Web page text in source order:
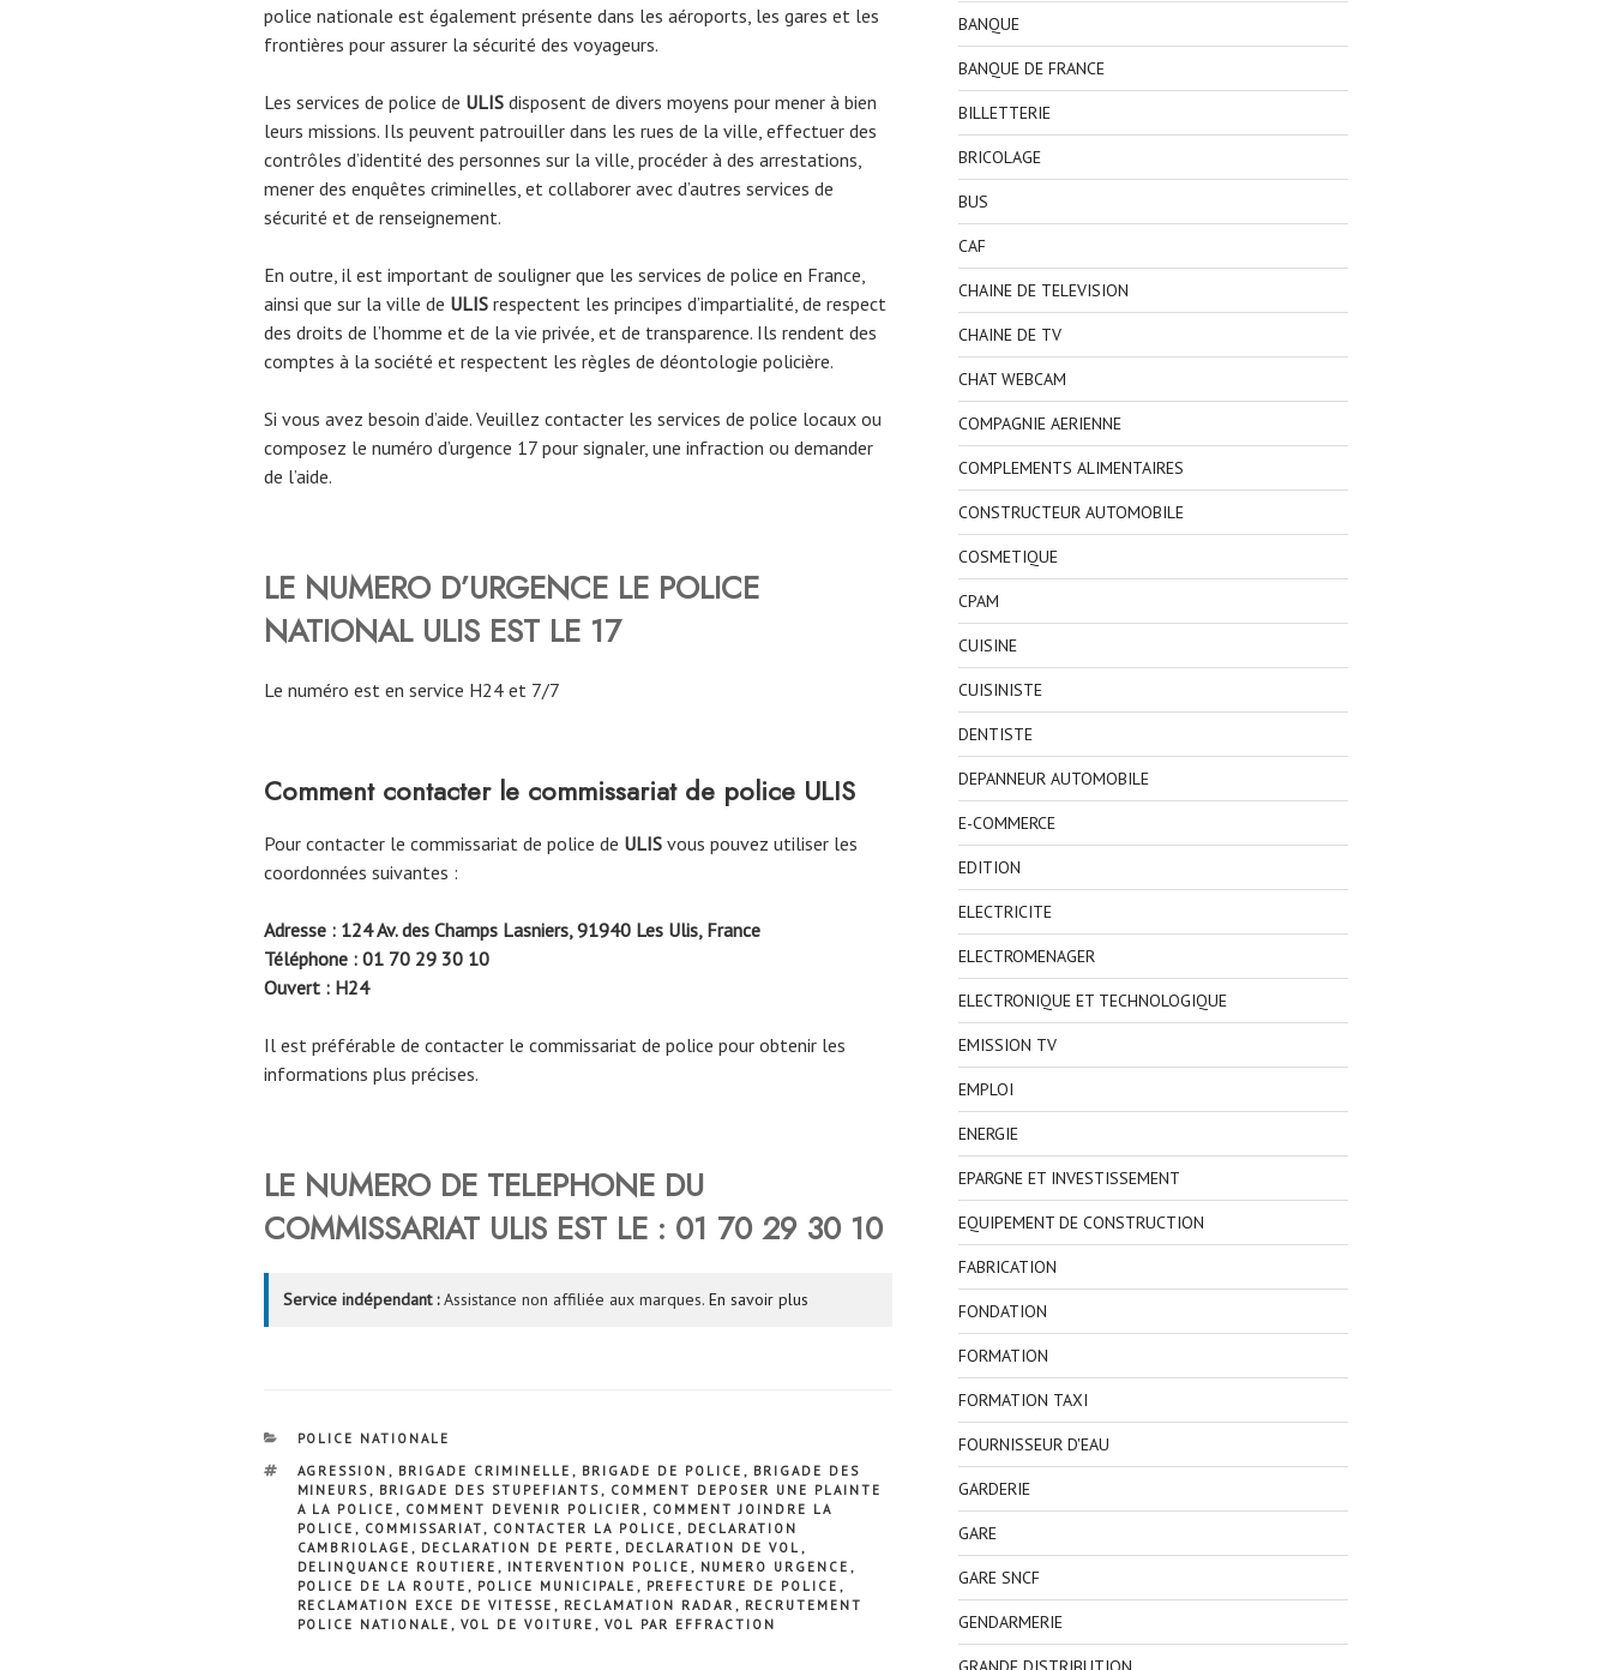
police nationale est également présente dans les aéroports, les gares et les
frontières pour assurer la sécurité des voyageurs.
Les services de police de ULIS disposent de divers moyens pour mener à bien
leurs missions. Ils peuvent patrouiller dans les rues de la ville, effectuer des
contrôles d’identité des personnes sur la ville, procéder à des arrestations,
mener des enquêtes criminelles, et collaborer avec d’autres services de
sécurité et de renseignement.
En outre, il est important de souligner que les services de police en France,
ainsi que sur la ville de ULIS respectent les principes d’impartialité, de respect
des droits de l’homme et de la vie privée, et de transparence. Ils rendent des
comptes à la société et respectent les règles de déontologie policière.
Si vous avez besoin d’aide. Veuillez contacter les services de police locaux ou
composez le numéro d’urgence 17 pour signaler, une infraction ou demander
de l’aide.
LE NUMERO D’URGENCE LE POLICE
NATIONAL ULIS EST LE 17
Le numéro est en service H24 et 7/7
Comment contacter le commissariat de police ULIS
Pour contacter le commissariat de police de ULIS vous pouvez utiliser les
coordonnées suivantes :
Adresse : 124 Av. des Champs Lasniers, 91940 Les Ulis, France
Téléphone : 01 70 29 30 10
Ouvert : H24
Il est préférable de contacter le commissariat de police pour obtenir les
informations plus précises.
LE NUMERO DE TELEPHONE DU
COMMISSARIAT ULIS EST LE : 01 70 29 30 10
Service indépendant :Assistance non affiliée aux marques. En savoir plus
CATÉGORIES
POLICE NATIONALE
ÉTIQUETTES
AGRESSION , BRIGADE CRIMINELLE , BRIGADE DE POLICE , BRIGADE DES
MINEURS, BRIGADE DES STUPEFIANTS, COMMENT DEPOSER UNE PLAINTE
A LA POLICE , COMMENT DEVENIR POLICIER , COMMENT JOINDRE LA
POLICE , COMMISSARIAT, CONTACTER LA POLICE , DECLARATION
CAMBRIOLAGE , DECLARATION DE PERTE , DECLARATION DE VOL ,
DELINQUANCE ROUTIERE , INTERVENTION POLICE , NUMERO URGENCE ,
POLICE DE LA ROUTE , POLICE MUNICIPALE , PREFECTURE DE POLICE ,
RECLAMATION EXCE DE VITESSE , RECLAMATION RADAR , RECRUTEMENT
POLICE NATIONALE , VOL DE VOITURE , VOL PAR EFFRACTION
BANQUE
BANQUE DE FRANCE
BILLETTERIE
BRICOLAGE
BUS
CAF
CHAINE DE TELEVISION
CHAINE DE TV
CHAT WEBCAM
COMPAGNIE AERIENNE
COMPLEMENTS ALIMENTAIRES
CONSTRUCTEUR AUTOMOBILE
COSMETIQUE
CPAM
CUISINE
CUISINISTE
DENTISTE
DEPANNEUR AUTOMOBILE
E-COMMERCE
EDITION
ELECTRICITE
ELECTROMENAGER
ELECTRONIQUE ET TECHNOLOGIQUE
EMISSION TV
EMPLOI
ENERGIE
EPARGNE ET INVESTISSEMENT
EQUIPEMENT DE CONSTRUCTION
FABRICATION
FONDATION
FORMATION
FORMATION TAXI
FOURNISSEUR D'EAU
GARDERIE
GARE
GARE SNCF
GENDARMERIE